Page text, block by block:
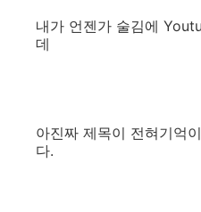
내가 언젠가 술김에
데
아진짜 제목이 전혀기억
다.